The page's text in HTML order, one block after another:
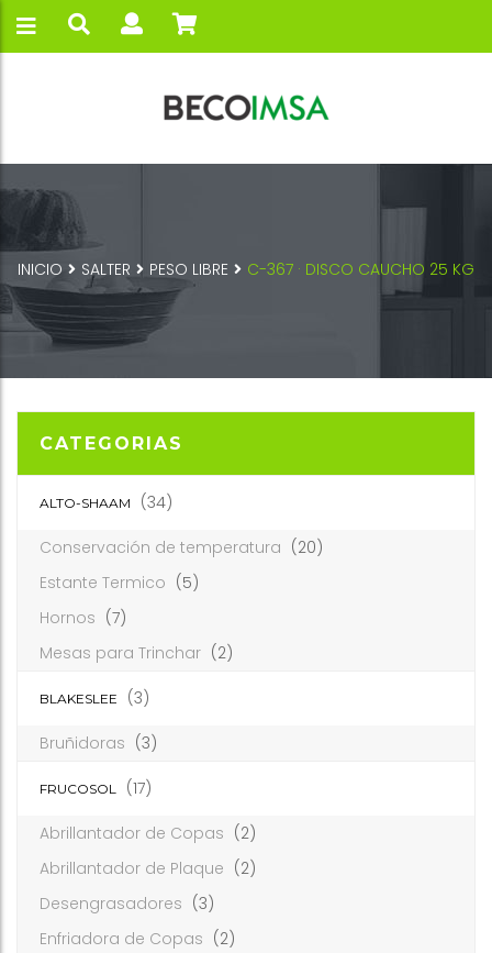
INICIO SALTER PESO LIBRE C-367 · DISCO CAUCHO 25 KG
CATEGORIAS
ALTO-SHAAM (34)
Conservación de temperatura (20)
Estante Termico (5)
Hornos (7)
Mesas para Trinchar (2)
BLAKESLEE (3)
Bruñidoras (3)
FRUCOSOL (17)
Abrillantador de Copas (2)
Abrillantador de Plaque (2)
Desengrasadores (3)
Enfriadora de Copas (2)